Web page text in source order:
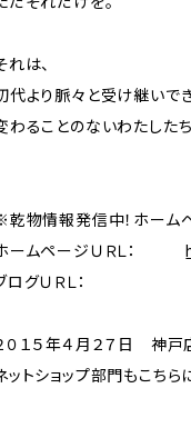
れは、
代より脈々と受け継いでき
わることのないわたしたち
乾物情報発信中！ホーム
ームページＵＲＬ：
ログＵＲＬ
０１５年４月２７日 神戸
ットショップ部門もこちら